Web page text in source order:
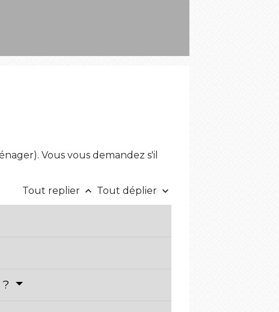
Vous vous demandez s'il
Tout replier keyboard_arrow_up Tout déplier keyboard_arrow_down